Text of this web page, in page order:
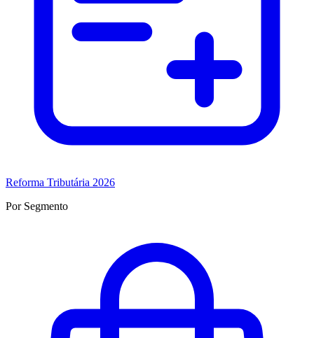
Reforma Tributária 2026
Por Segmento